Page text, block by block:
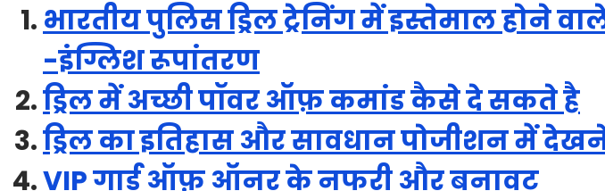
भारतीय पुलिस ड्रिल ट्रेनिंग में इस्तेमाल होने
-इंग्लिश रूपांतरण
ड्रिल में अच्छी पॉवर ऑफ़ कमांड कैसे दे सकते है
ड्रिल का इतिहास और सावधान पोजीशन में
VIP गार्ड ऑफ़ ऑनर के नफरी और बनावट